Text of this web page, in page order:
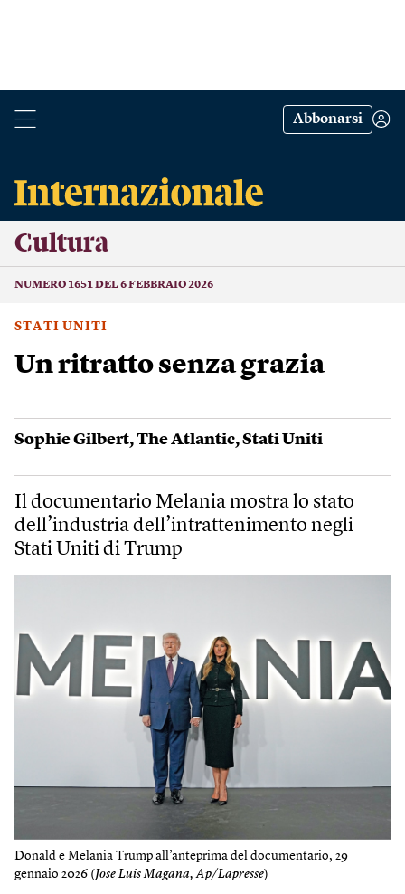
Abbonarsi
Cultura
NUMERO 1651 DEL 6 FEBBRAIO 2026
STATI UNITI
Un ritratto senza grazia
Sophie Gilbert,The Atlantic,Stati Uniti
Il documentario Melania mostra lo stato
dell’industria dell’intrattenimento negli
Stati Uniti di Trump
Donald e Melania Trump all’anteprima del documentario, 29
gennaio 2026 (Jose Luis Magana, Ap/Lapresse)